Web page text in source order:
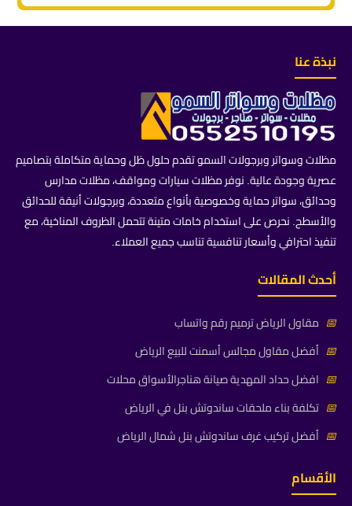
نبذة عنا
مظلات وسواتر وبرجولات السمو تقدم حلول ظل وحماية متكاملة بتصاميم
عصرية وجودة عالية. نوفر مظلات سيارات ومواقف، مظلات مدارس
وحدائق، سواتر حماية وخصوصية بأنواع متعددة، وبرجولات أنيقة للحدائق
والأسطح. نحرص على استخدام خامات متينة تتحمل الظروف المناخية، مع
تنفيذ احترافي وأسعار تنافسية تناسب جميع العملاء.
أحدث المقالات
📅 مقاول الرياض ترميم رقم واتساب
📅 أفضل مقاول مجالس أسمنت للبيع الرياض
📅 افضل حداد المهدية صيانة هناجرالأسواق محلات
📅 تكلفة بناء ملحقات ساندوتش بنل في الرياض
📅 أفضل تركيب غرف ساندوتش بنل شمال الرياض
الأقسام